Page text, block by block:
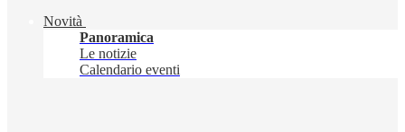
Novità
Panoramica
Le notizie
Calendario eventi